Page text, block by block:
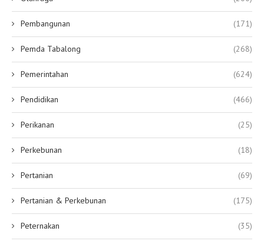
Pembangunan (171)
Pemda Tabalong (268)
Pemerintahan (624)
Pendidikan (466)
Perikanan (25)
Perkebunan (18)
Pertanian (69)
Pertanian & Perkebunan (175)
Peternakan (35)